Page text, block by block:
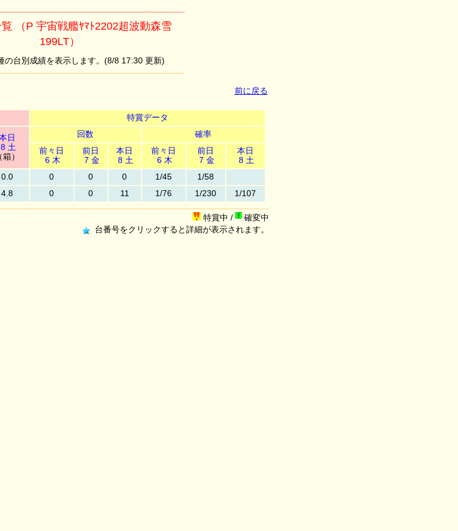
（P 宇宙戦艦ﾔﾏﾄ2202超波動森雪
199LT）
の台別成績を表示します。(8/8 17:30 更新)
前に戻る
特賞データ
日
8 土
箱）
回数
確率
前々日
6 木
前日
7 金
本日
8 土
前々日
6 木
前日
7 金
本日
8 土
0.0 0 0 0 1/45
1/58
4.8 0 0 11 1/76 1/230 1/107
特賞中 /
確変中
台番号をクリックすると詳細が表示されます。